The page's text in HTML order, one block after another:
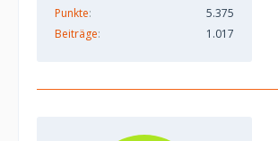
Punkte
5.375
Beiträge
1.017